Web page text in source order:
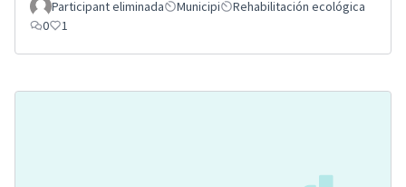
Participant eliminada
Municipi
Rehabilitación ecológica
0
1